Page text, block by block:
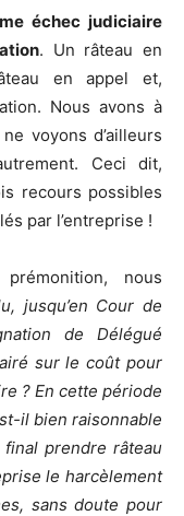
échec judiciaire
. Un râteau en
en appel et,
Nous avons à
voyons d’ailleurs
Ceci dit,
recours possibles
par l’entreprise !
nous
jusqu’en Cour de
de Délégué
sur le coût pour
? En cette période
il bien raisonnable
prendre râteau
le harcèlement
sans doute pour